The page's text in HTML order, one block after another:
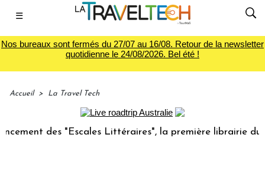
☰
Nos bureaux sont fermés du 27/07 au 16/08. Retour de la newsletter
quotidienne le 24/08/2026. Bel été !
Accueil > La Travel Tech
des "Escales Littéraires", la première librairie du voyage